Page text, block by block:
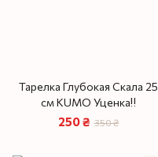
Тарелка Глубокая Скала 25
см KUMO Уценка‼️
250 ₴ 350 ₴